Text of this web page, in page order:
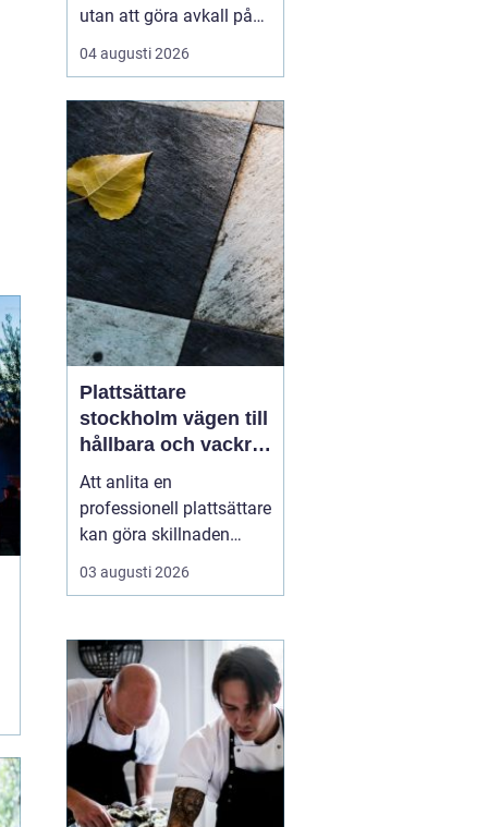
utan att göra avkall på
bekvämlighet, har
glamping Sverige blivit
Kombinationen av
glamour och camping
erbjuder resenärer lyxiga
tält mitt i nature...
04 augusti 2026
Plattsättare
stockholm vägen till
hållbara och vackra
ytor hemma
Att anlita en
professionell plattsättare
kan göra skillnaden
mellan ett rum som bara
fungerar och ett rum
tid både praktiskt och
visuellt. När någon söker
efterP...
03 augusti 2026